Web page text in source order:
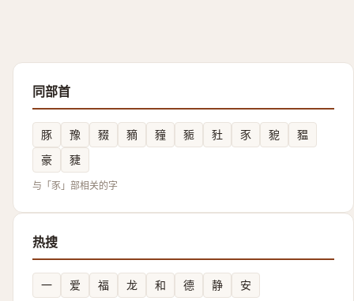
同部首
豚 豫 䝌 豴 䝑 䝈 䝅 豕 豟
豱
豪
䝊
与「豕」部相关的字
热搜
一 爱 福 龙 和 德 静 安